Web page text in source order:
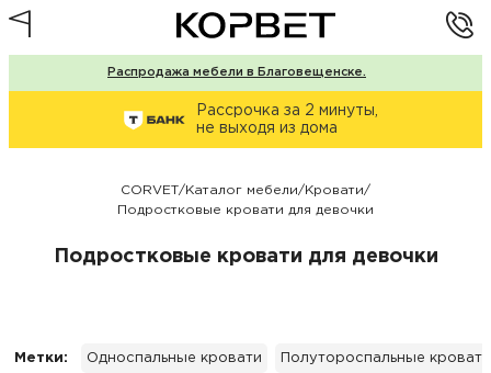
Распродажа мебели в Благовещенске.
Рассрочка за 2 минуты,
не выходя из дома
CORVET/Каталог мебели/Кровати/
Подростковые кровати для девочки
Подростковые кровати для девочки
Метки: Односпальные кровати Полутороспальные кровати